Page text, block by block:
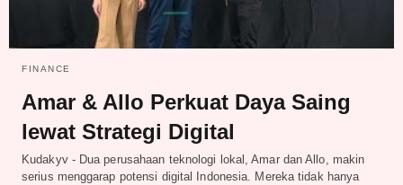
FINANCE
Amar & Allo Perkuat Daya Saing
lewat Strategi Digital
Kudakyv - Dua perusahaan teknologi lokal, Amar dan Allo, makin
serius menggarap potensi digital Indonesia. Mereka tidak hanya